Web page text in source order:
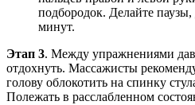
подбородок. Делайте
минут.
Этап 3. Между упражнениями
отдохнуть. Массажисты
голову облокотить на спинку
Полежать в расслабленном